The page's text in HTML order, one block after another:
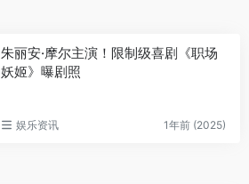
朱丽安·摩尔主演！限制级喜剧《职场
妖姬》曝剧照
娱乐资讯 1年前 (2025)